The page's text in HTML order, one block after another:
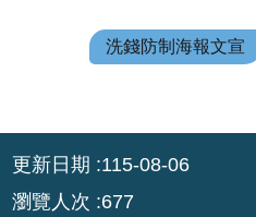
民
服
務
洗錢防制海報文宣
更新日期
115-08-06
瀏覽人次
677